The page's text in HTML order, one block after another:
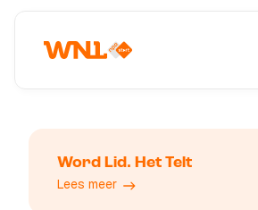
Word Lid. Het Telt
Lees meer